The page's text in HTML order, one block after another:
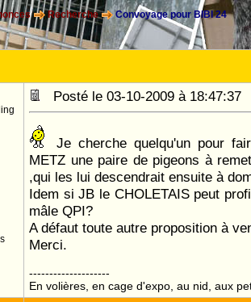
Recherche Convoyage pour BIBI 24
Posté le 03-10-2009 à
Je cherche quelqu'un pour
METZ une paire de pigeons à
,qui les lui descendrait ensuite à
Idem si JB le CHOLETAIS peut
mâle QPI?
A défaut toute autre proposition à
Merci.
--------------------
En volières, en cage d'expo, au nid, aux